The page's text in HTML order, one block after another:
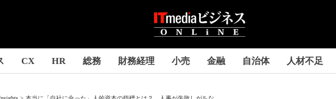
CX HR 総務 財務経理 小売 金融 自治体 人材不足